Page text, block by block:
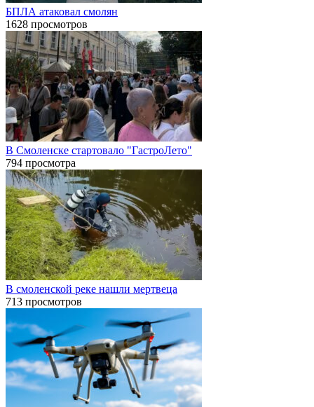
БПЛА атаковал смолян
1628 просмотров
В Смоленске стартовало "ГастроЛето"
794 просмотра
В смоленской реке нашли мертвеца
713 просмотров